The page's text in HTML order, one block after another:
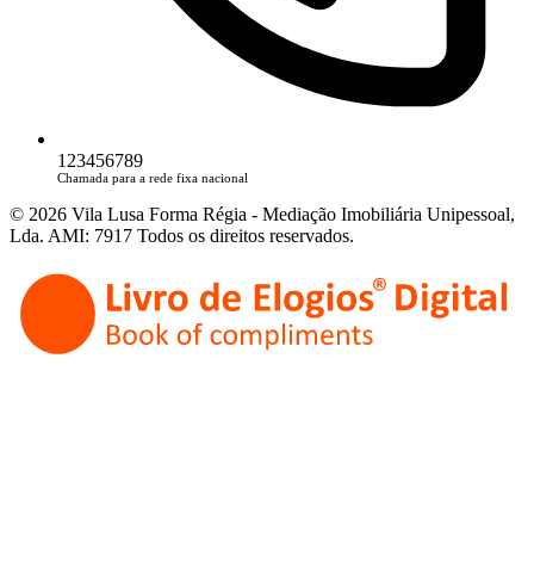
123456789
Chamada para a rede fixa nacional
© 2026 Vila Lusa Forma Régia - Mediação Imobiliária Unipessoal,
Lda. AMI: 7917 Todos os direitos reservados.